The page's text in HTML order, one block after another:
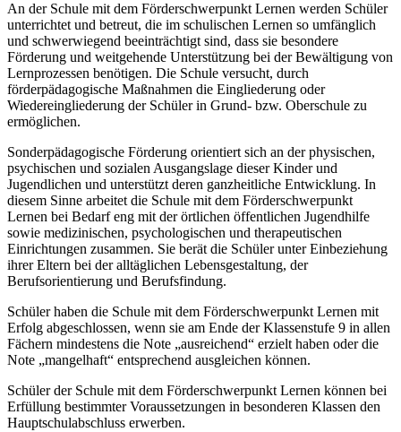
An der Schule mit dem Förderschwerpunkt Lernen werden Schüler
unterrichtet und betreut, die im schulischen Lernen so umfänglich
und schwerwiegend beeinträchtigt sind, dass sie besondere
Förderung und weitgehende Unterstützung bei der Bewältigung von
Lernprozessen benötigen. Die Schule versucht, durch
förderpädagogische Maßnahmen die Eingliederung oder
Wiedereingliederung der Schüler in Grund- bzw. Oberschule zu
ermöglichen.
Sonderpädagogische Förderung orientiert sich an der physischen,
psychischen und sozialen Ausgangslage dieser Kinder und
Jugendlichen und unterstützt deren ganzheitliche Entwicklung. In
diesem Sinne arbeitet die Schule mit dem Förderschwerpunkt
Lernen bei Bedarf eng mit der örtlichen öffentlichen Jugendhilfe
sowie medizinischen, psychologischen und therapeutischen
Einrichtungen zusammen. Sie berät die Schüler unter Einbeziehung
ihrer Eltern bei der alltäglichen Lebensgestaltung, der
Berufsorientierung und Berufsfindung.
Schüler haben die Schule mit dem Förderschwerpunkt Lernen mit
Erfolg abgeschlossen, wenn sie am Ende der Klassenstufe 9 in allen
Fächern mindestens die Note „ausreichend“ erzielt haben oder die
Note „mangelhaft“ entsprechend ausgleichen können.
Schüler der Schule mit dem Förderschwerpunkt Lernen können bei
Erfüllung bestimmter Voraussetzungen in besonderen Klassen den
Hauptschulabschluss erwerben.